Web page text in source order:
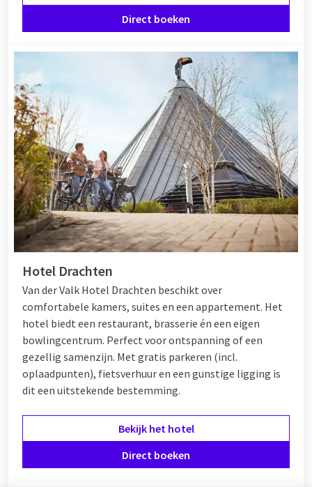
Direct boeken
Hotel Drachten
Van der Valk Hotel Drachten beschikt over
comfortabele kamers, suites en een appartement. Het
hotel biedt een restaurant, brasserie én een eigen
bowlingcentrum. Perfect voor ontspanning of een
gezellig samenzijn. Met gratis parkeren (incl.
oplaadpunten), fietsverhuur en een gunstige ligging is
dit een uitstekende bestemming.
Bekijk het hotel
Direct boeken